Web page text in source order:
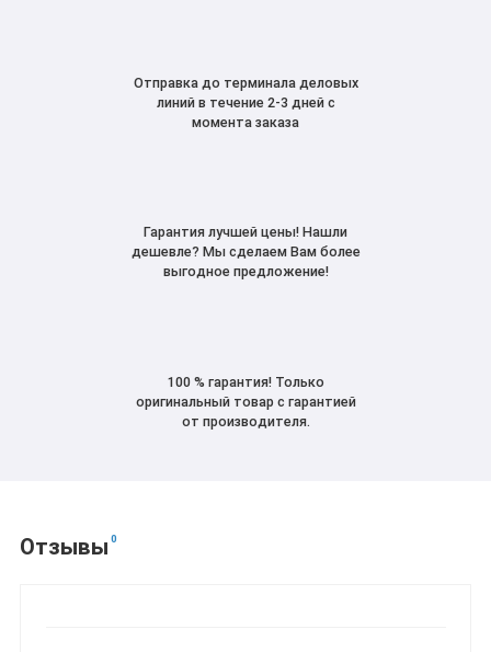
Отправка до терминала деловых
линий в течение 2-3 дней с
момента заказа
Гарантия лучшей цены! Нашли
дешевле? Мы сделаем Вам более
выгодное предложение!
100 % гарантия! Только
оригинальный товар с гарантией
от производителя.
Отзывы 0